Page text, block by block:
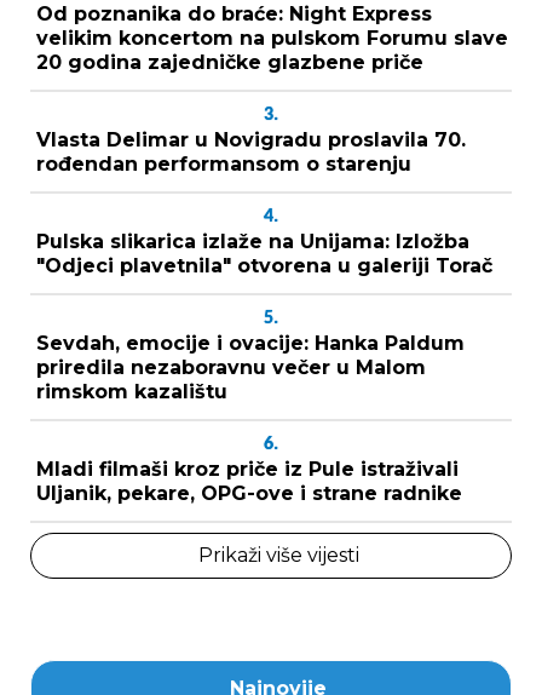
Od poznanika do braće: Night Express
velikim koncertom na pulskom Forumu slave
20 godina zajedničke glazbene priče
3.
Vlasta Delimar u Novigradu proslavila 70.
rođendan performansom o starenju
4.
Pulska slikarica izlaže na Unijama: Izložba
"Odjeci plavetnila" otvorena u galeriji Torač
5.
Sevdah, emocije i ovacije: Hanka Paldum
priredila nezaboravnu večer u Malom
rimskom kazalištu
6.
Mladi filmaši kroz priče iz Pule istraživali
Uljanik, pekare, OPG-ove i strane radnike
Prikaži više vijesti
Najnovije